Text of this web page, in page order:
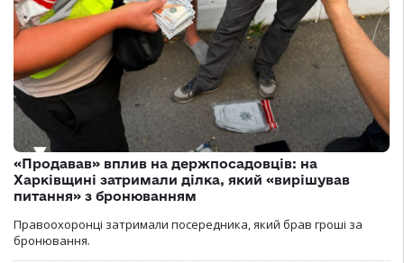
«Продавав» вплив на держпосадовців: на
Харківщині затримали ділка, який «вирішував
питання» з бронюванням
Правоохоронці затримали посередника, який брав гроші за
бронювання.